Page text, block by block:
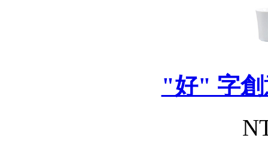
"好" 字創